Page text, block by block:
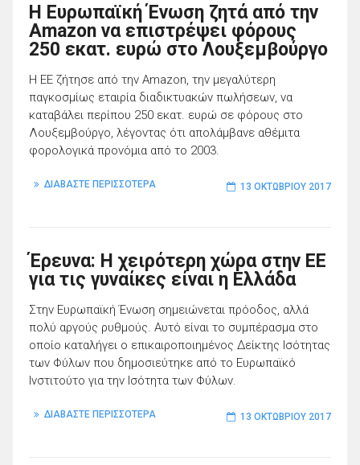
Η Ευρωπαϊκή Ένωση ζητά από την
Amazon να επιστρέψει φόρους
250 εκατ. ευρώ στο Λουξεμβούργο
Η ΕΕ ζήτησε από την Amazon, την μεγαλύτερη
παγκοσμίως εταιρία διαδικτυακών πωλήσεων, να
καταβάλει περίπου 250 εκατ. ευρώ σε φόρους στο
Λουξεμβούργο, λέγοντας ότι απολάμβανε αθέμιτα
φορολογικά προνόμια από το 2003.
ΔΙΑΒΑΣΤΕ ΠΕΡΙΣΣΟΤΕΡΑ 13 ΟΚΤΩΒΡΊΟΥ 2017
Έρευνα: Η χειρότερη χώρα στην ΕΕ
για τις γυναίκες είναι η Ελλάδα
Στην Ευρωπαϊκή Ένωση σημειώνεται πρόοδος, αλλά
πολύ αργούς ρυθμούς. Αυτό είναι το συμπέρασμα στο
οποίο καταλήγει ο επικαιροποιημένος Δείκτης Ισότητας
των Φύλων που δημοσιεύτηκε από το Ευρωπαϊκό
Ινστιτούτο για την Ισότητα των Φύλων.
ΔΙΑΒΑΣΤΕ ΠΕΡΙΣΣΟΤΕΡΑ 13 ΟΚΤΩΒΡΊΟΥ 2017